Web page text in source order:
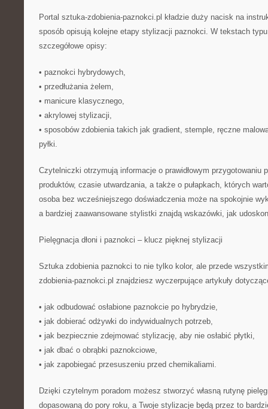
Portal sztuka-zdobienia-paznokci.pl kładzie duży nacisk na
sposób opisują kolejne etapy stylizacji paznokci. W tekstach
szczegółowe opisy:
• paznokci hybrydowych,
• przedłużania żelem,
• manicure klasycznego,
• akrylowej stylizacji,
• sposobów zdobienia takich jak gradient, stemple, ręczne
pyłki.
Czytelniczki otrzymują informacje o prawidłowym przygotowaniu
produktów, czasie utwardzania, a także o pułapkach, których
osoba bez wcześniejszego doświadczenia może na spokojnie
a bardziej zaawansowane stylistki znajdą wskazówki, jak
Pielęgnacja dłoni i paznokci – klucz pięknej stylizacji
Sztuka zdobienia paznokci to nie tylko kolor, ale przede
zdobienia-paznokci.pl znajdziesz wyczerpujące artykuły
• jak odbudować osłabione paznokcie po hybrydzie,
• jak dobierać odżywki do indywidualnych potrzeb,
• jak bezpiecznie zdejmować stylizację, aby nie osłabić płytki,
• jak dbać o obrąbki paznokciowe,
• jak zapobiegać przesuszeniu przed chemikaliami.
Dzięki czytelnym poradom możesz stworzyć własną rutynę
dopasowaną do pory roku, a Twoje stylizacje będą przez to